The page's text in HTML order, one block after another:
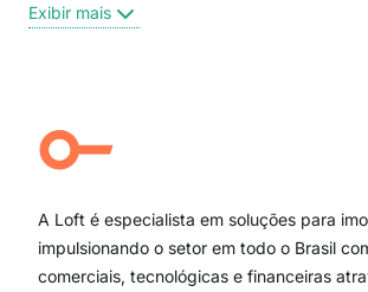
Centro
Campo Belo
Ipiranga
Paraíso
Itaim Bibi
Exibir mais
A Loft é especialista em soluções para
impulsionando o setor em todo o Brasil
comerciais, tecnológicas e financeiras